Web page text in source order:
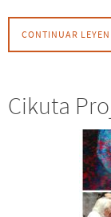
CONTINUAR
Cikuta